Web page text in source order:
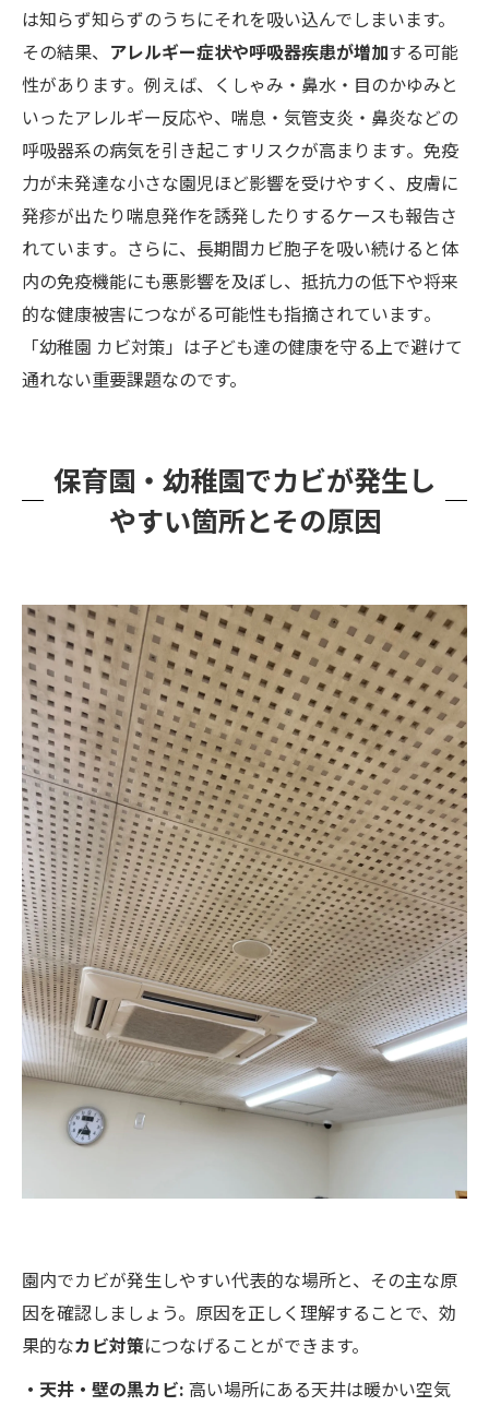
は知らず知らずのうちにそれを吸い込んでしまいます。
その結果、 アレルギー症状や呼吸器疾患が増加する可能
性があります​。例えば、くしゃみ・鼻水・目のかゆみと
いったアレルギー反応や、喘息・気管支炎・鼻炎などの
呼吸器系の病気を引き起こすリスクが高まります​。免疫
力が未発達な小さな園児ほど影響を受けやすく、皮膚に
発疹が出たり喘息発作を誘発したりするケースも報告さ
れています​。さらに、長期間カビ胞子を吸い続けると体
内の免疫機能にも悪影響を及ぼし、抵抗力の低下や将来
的な健康被害につながる可能性も指摘されています​。
「幼稚園 カビ対策」は子ども達の健康を守る上で避けて
通れない重要課題なのです。
保育園・幼稚園でカビが発生し
やすい箇所とその原因
園内でカビが発生しやすい代表的な場所と、その主な原
因を確認しましょう。原因を正しく理解することで、効
果的なカビ対策につなげることができます。
・天井・壁の黒カビ: 高い場所にある天井は暖かい空気